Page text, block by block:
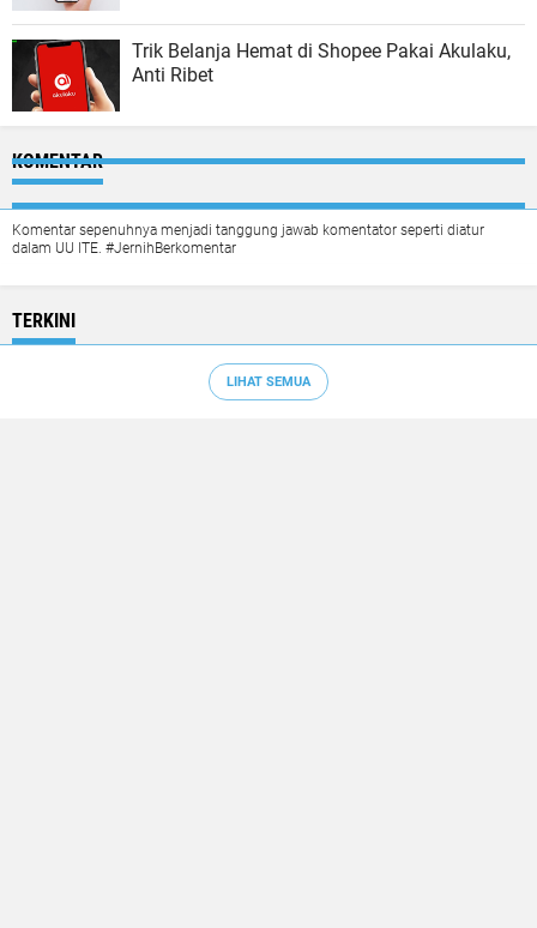
Trik Belanja Hemat di Shopee Pakai Akulaku,
Anti Ribet
KOMENTAR
Komentar sepenuhnya menjadi tanggung jawab komentator seperti diatur
dalam UU ITE. #JernihBerkomentar
TERKINI
LIHAT SEMUA